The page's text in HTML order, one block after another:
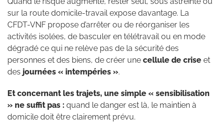
sur la route domicile-travail expose davantage. La
CFDT-VNF propose d’arrêter ou de réorganiser les
activités isolées, de basculer en télétravail ou en mode
dégradé ce qui ne relève pas de la sécurité des
personnes et des biens, de créer une cellule de crise et
des journées « intempéries ».
Et concernant les trajets, une simple « sensibilisation
» ne suffit pas : quand le danger est là, le maintien à
domicile doit être clairement prévu.